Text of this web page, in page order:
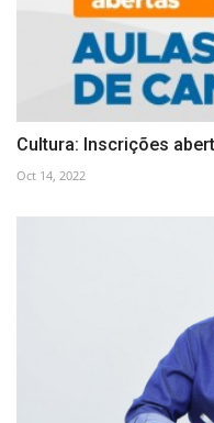
Cultura: Inscrições
Oct 14, 2022